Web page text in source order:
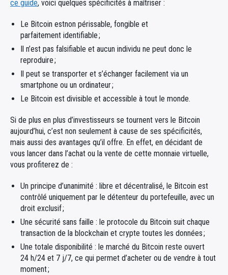
ce guide, voici quelques spécificités à maîtriser :
Le Bitcoin estnon périssable, fongible et
parfaitement identifiable ;
Il n’est pas falsifiable et aucun individu ne peut donc le
reproduire ;
Il peut se transporter et s’échanger facilement via un
smartphone ou un ordinateur ;
Le Bitcoin est divisible et accessible à tout le monde.
Si de plus en plus d’investisseurs se tournent vers le Bitcoin
aujourd’hui, c’est non seulement à cause de ses spécificités,
mais aussi des avantages qu’il offre. En effet, en décidant de
vous lancer dans l’achat ou la vente de cette monnaie virtuelle,
vous profiterez de :
Un principe d’unanimité : libre et décentralisé, le Bitcoin est
contrôlé uniquement par le détenteur du portefeuille, avec un
droit exclusif ;
Une sécurité sans faille : le protocole du Bitcoin suit chaque
transaction de la blockchain et crypte toutes les données ;
Une totale disponibilité : le marché du Bitcoin reste ouvert
24 h/24 et 7 j/7, ce qui permet d’acheter ou de vendre à tout
moment ;